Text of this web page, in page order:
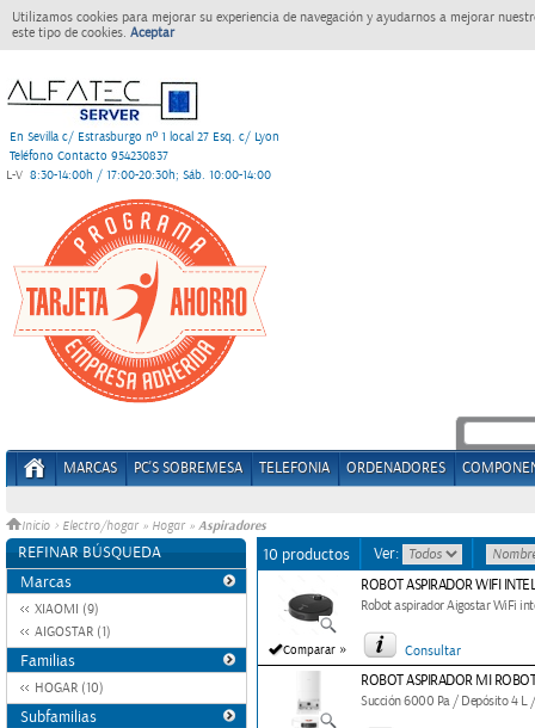
Utilizamos cookies para mejorar su experiencia de navegación y ayudarnos a mejorar
este tipo de cookies. Aceptar
En Sevilla c/ Estrasburgo nº 1 local 27 Esq. c/ Lyon
Teléfono Contacto 954230837
L-V 8:30-14:00h / 17:00-20:30h; Sáb. 10:00-14:00
MARCAS PC'S SOBREMESA TELEFONIA ORDENADORES
Inicio > Electro/hogar » Hogar » Aspiradores
REFINAR BÚSQUEDA
Marcas
XIAOMI (9)
AIGOSTAR (1)
Familias
HOGAR (10)
Subfamilias
10 productos Ver:
Comparar »
ROBOT ASPIRADOR WIFI
Robot aspirador Aigostar WiFi
Consultar
ROBOT ASPIRADOR MI
Succión 6000 Pa / Depósito 4 L